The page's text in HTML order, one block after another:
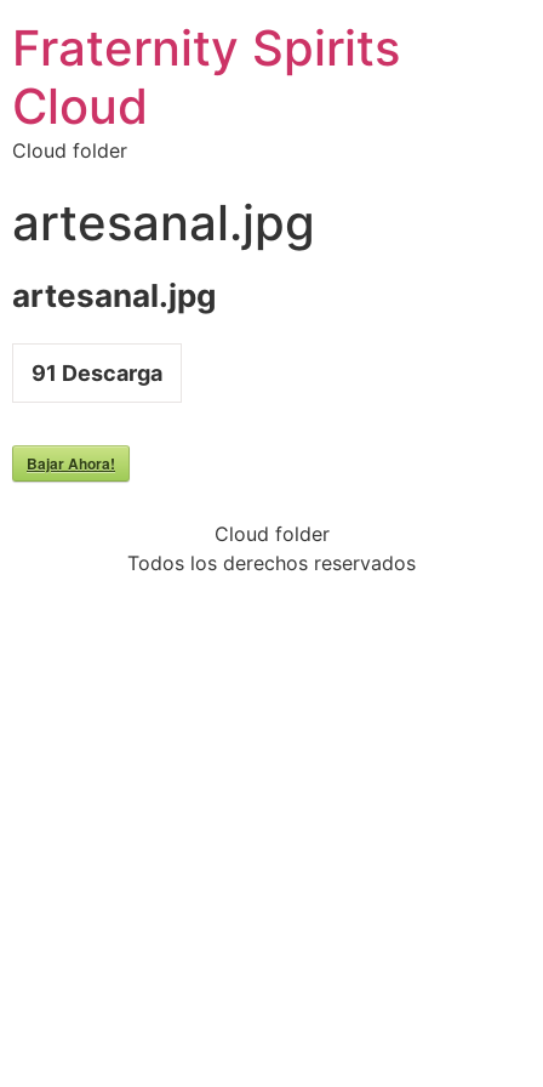
Fraternity Spirits
Cloud
Cloud folder
artesanal.jpg
artesanal.jpg
91 Descarga
Bajar Ahora!
Cloud folder
Todos los derechos reservados